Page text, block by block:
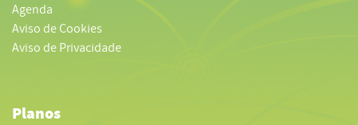
Agenda
Aviso de Cookies
Aviso de Privacidade
Planos